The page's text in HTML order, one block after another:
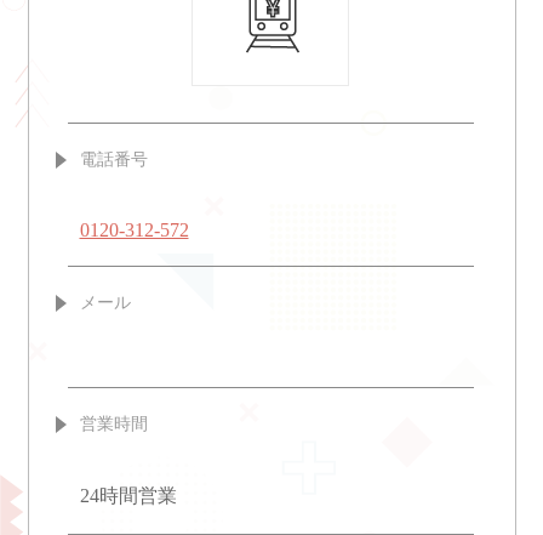
電話番号
0120-312-572
メール
営業時間
24時間営業